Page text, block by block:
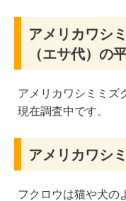
アメリカワシ
（エサ代）の
アメリカワシミミズ
現在調査中です。
アメリカワシ
フクロウは猫や犬の